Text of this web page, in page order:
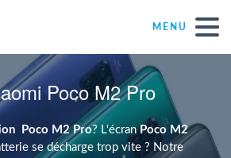
MENU
– Dépannages
toutes marques
Poco M2 Pro
Poco M2 Pro? L'écranPoco M2
se décharge trop vite ? Notre